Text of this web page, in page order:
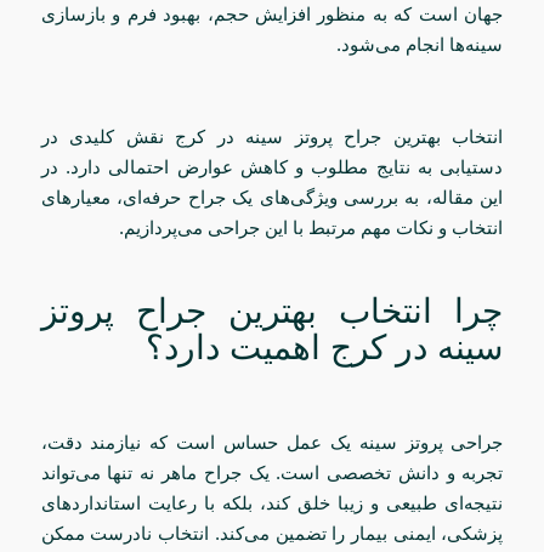
جهان است که به منظور افزایش حجم، بهبود فرم و بازسازی
سینه‌ها انجام می‌شود.
انتخاب بهترین جراح پروتز سینه در کرج نقش کلیدی در
دستیابی به نتایج مطلوب و کاهش عوارض احتمالی دارد. در
این مقاله، به بررسی ویژگی‌های یک جراح حرفه‌ای، معیارهای
انتخاب و نکات مهم مرتبط با این جراحی می‌پردازیم.
چرا انتخاب بهترین جراح پروتز
سینه در کرج اهمیت دارد؟
جراحی پروتز سینه یک عمل حساس است که نیازمند دقت،
تجربه و دانش تخصصی است. یک جراح ماهر نه تنها می‌تواند
نتیجه‌ای طبیعی و زیبا خلق کند، بلکه با رعایت استانداردهای
پزشکی، ایمنی بیمار را تضمین می‌کند. انتخاب نادرست ممکن